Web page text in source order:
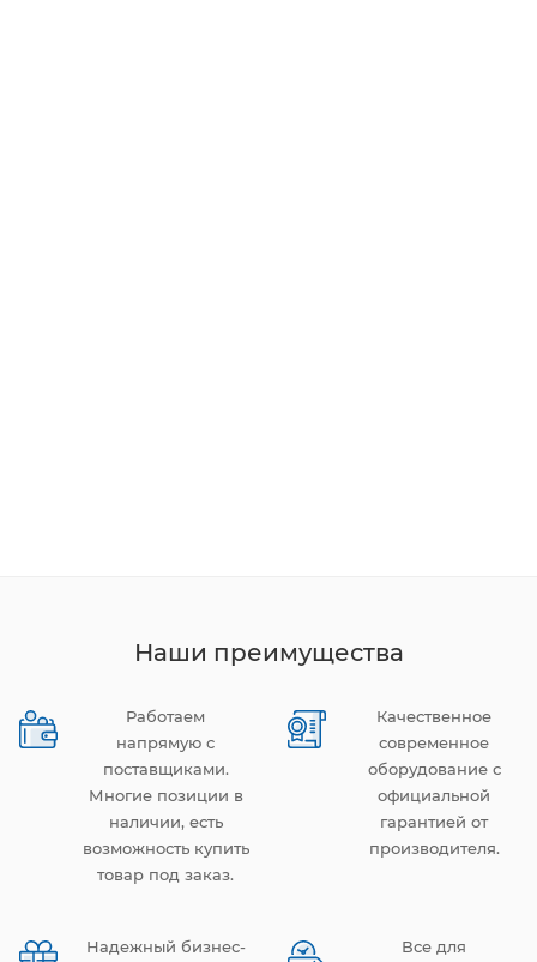
Наши преимущества
Работаем
напрямую с
поставщиками.
Многие позиции в
наличии, есть
возможность купить
товар под заказ.
Качественное
современное
оборудование с
официальной
гарантией от
производителя.
Надежный бизнес-
Все для